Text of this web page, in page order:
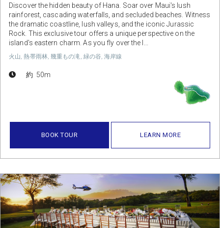
Discover the hidden beauty of Hana. Soar over Maui's lush
rainforest, cascading waterfalls, and secluded beaches. Witness
the dramatic coastline, lush valleys, and the iconic Jurassic
Rock. This exclusive tour offers a unique perspective on the
island's eastern charm. As you fly over the l...
火山, 熱帯雨林, 幾重もの滝, 緑の谷, 海岸線
約 50m
BOOK TOUR LEARN MORE